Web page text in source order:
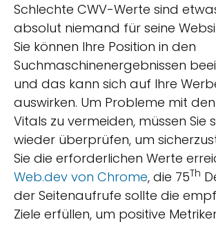
Schlechte CWV-Werte sind
absolut niemand für seine
Sie können Ihre Position in den
Suchmaschinenergebnissen
und das kann sich auf Ihre
auswirken. Um Probleme mit
Vitals zu vermeiden, müssen Sie
wieder überprüfen, um
Sie die erforderlichen Werte
Web.dev von Chrome, die 75Th
der Seitenaufrufe sollte die
Ziele erfüllen, um positive